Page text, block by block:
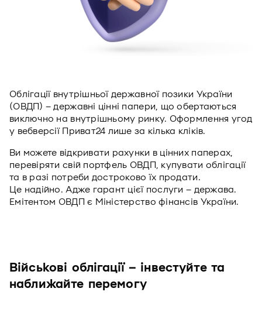
Облігації внутрішньої державної позики України
(ОВДП) – державні цінні папери, що обертаються
виключно на внутрішньому ринку. Оформлення угод
у вебверсії Приват24 лише за кілька кліків.
Ви можете відкривати рахунки в цінних паперах,
перевіряти свій портфель ОВДП, купувати облігації
та в разі потреби достроково їх продати.
Це надійно. Адже гарант цієї послуги – держава.
Емітентом ОВДП є Міністерство фінансів України.
Військові облігації – інвестуйте та
наближайте перемогу